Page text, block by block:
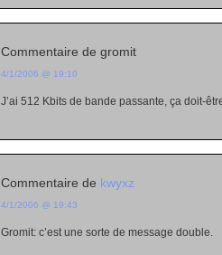
Commentaire de gromit
4/1/2006 @ 19:10
J’ai 512 Kbits de bande passante, ça doit-
Commentaire de kwyxz
4/1/2006 @ 19:43
Gromit: c’est une sorte de message double.